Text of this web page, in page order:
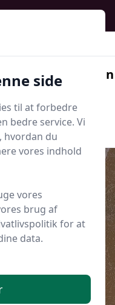
topmadras
den
side
til at forbedre
bedre service. Vi
hvordan du
vores indhold
vores
brug af
for at
data.